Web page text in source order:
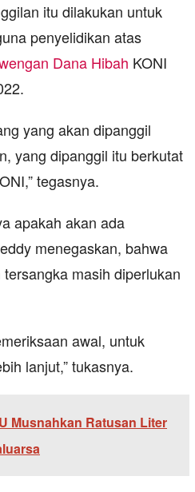
itu dilakukan untuk
penyelidikan atas
Dana Hibah KONI
yang akan dipanggil
yang dipanggil itu berkutat
tegasnya.
apakah akan ada
menegaskan, bahwa
masih diperlukan
awal, untuk
lanjut,” tukasnya.
Musnahkan Ratusan Liter